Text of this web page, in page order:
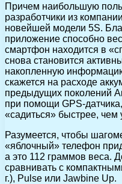
Причем наибольшую
разработчики из
новейшей модели 5S.
приложение способно
смартфон находится в
снова становится
накопленную
скажется на расходе
предыдущих поколений
при помощи GPS-
«садиться» быстрее, чем
Разумеется, чтобы
«яблочный» телефон
а это 112 граммов веса.
сравнивать с
г.), Pulse или Jawbine Up.